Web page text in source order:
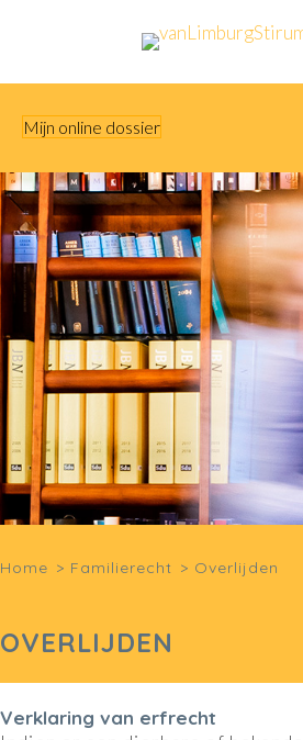
Mijn online dossier
Home > Familierecht > Overlijden
OVERLIJDEN
Verklaring van erfrecht